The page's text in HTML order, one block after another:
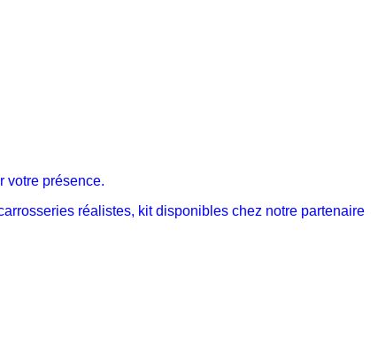
votre présence.
réalistes, kit disponibles chez notre partenaire